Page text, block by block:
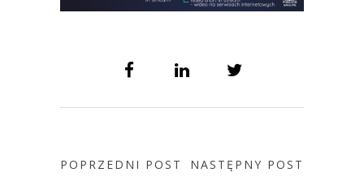
POPRZEDNI POST NASTĘPNY POST